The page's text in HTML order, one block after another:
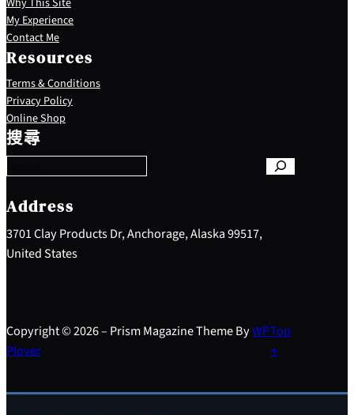
My Experience
Contact Me
Resources
Terms & Conditions
Privacy Policy
Online Shop
搜尋
S
e
a
c
h
Address
3701 Clay Products Dr, Anchorage, Alaska 99517,
United States
Copyright © 2026 – Prism Magazine Theme ByWP
Plover
Top
↑